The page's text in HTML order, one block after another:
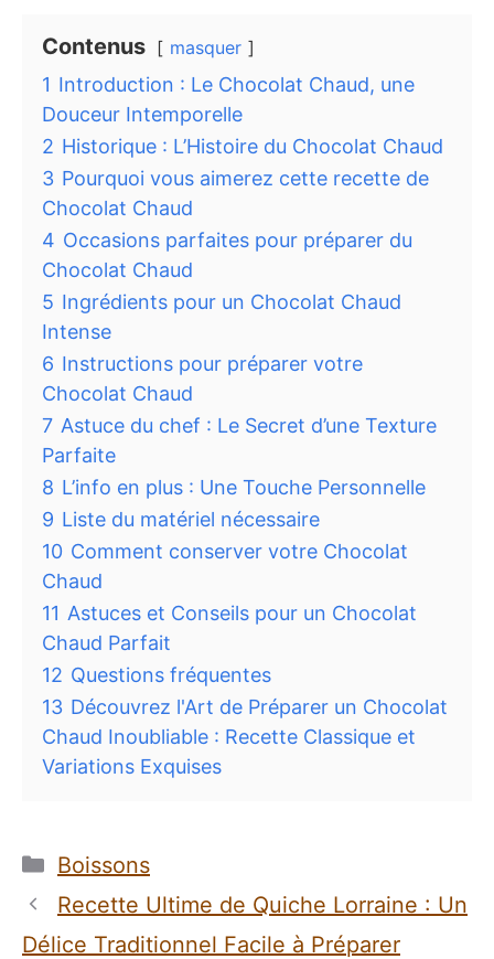
Contenus masquer
1 Introduction : Le Chocolat Chaud, une
Douceur Intemporelle
2 Historique : L’Histoire du Chocolat Chaud
3 Pourquoi vous aimerez cette recette de
Chocolat Chaud
4 Occasions parfaites pour préparer du
Chocolat Chaud
5 Ingrédients pour un Chocolat Chaud
Intense
6 Instructions pour préparer votre
Chocolat Chaud
7 Astuce du chef : Le Secret d’une Texture
Parfaite
8 L’info en plus : Une Touche Personnelle
9 Liste du matériel nécessaire
10 Comment conserver votre Chocolat
Chaud
11 Astuces et Conseils pour un Chocolat
Chaud Parfait
12 Questions fréquentes
13 Découvrez l'Art de Préparer un Chocolat
Chaud Inoubliable : Recette Classique et
Variations Exquises
Catégories
Boissons
Recette Ultime de Quiche Lorraine : Un
Délice Traditionnel Facile à Préparer